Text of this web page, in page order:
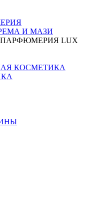
И МАЗИ
LUX
КОСМЕТИКА